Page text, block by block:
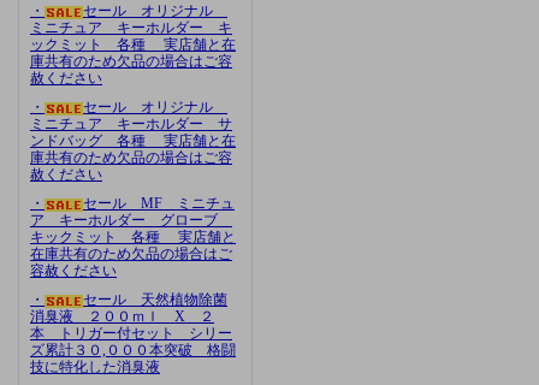
・
セール オリジナル
ミニチュア キーホルダー キ
ックミット 各種 実店舗と在
庫共有のため欠品の場合はご容
赦ください
・
セール オリジナル
ミニチュア キーホルダー サ
ンドバッグ 各種 実店舗と在
庫共有のため欠品の場合はご容
赦ください
・
セール MF ミニチュ
ア キーホルダー グローブ
キックミット 各種 実店舗と
在庫共有のため欠品の場合はご
容赦ください
・
セール 天然植物除菌
消臭液 ２００ｍｌ X ２
本 トリガー付セット シリー
ズ累計３０,０００本突破 格闘
技に特化した消臭液